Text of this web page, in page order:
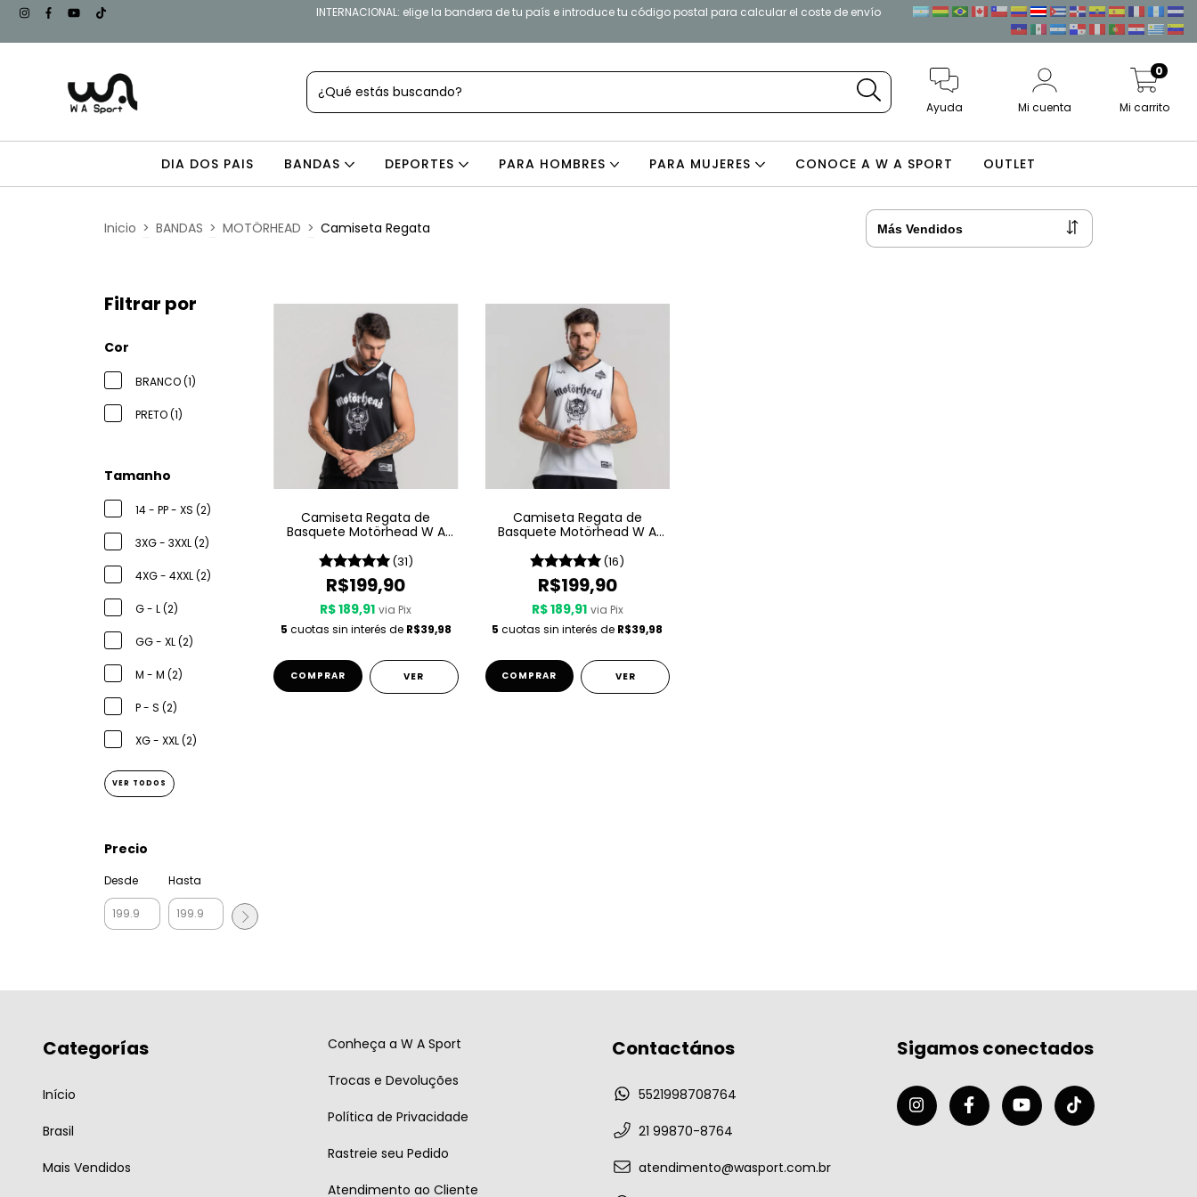
INTERNACIONAL: elige la bandera de tu país e introduce tu código postal para calcular el coste de envío
Ayuda Mi cuenta Mi carrito
0
DIA DOS PAIS BANDAS DEPORTES PARA HOMBRES PARA MUJERES CONOCE A W A SPORT OUTLET
Inicio > BANDAS > MOTÖRHEAD > Camiseta Regata
Filtrar por
Cor
BRANCO (1)
PRETO (1)
Tamanho
14 - PP - XS (2)
3XG - 3XXL (2)
4XG - 4XXL (2)
G - L (2)
GG - XL (2)
M - M (2)
P - S (2)
XG - XXL (2)
VER TODOS
Precio
Desde Hasta
Camiseta Regata de
Basquete Motörhead W A
(31)
R$199,90
R$ 189,91 via Pix
5 cuotas sin interés de R$39,98
COMPRAR VER
Camiseta Regata de
Basquete Motörhead W A
(16)
R$199,90
R$ 189,91 via Pix
5 cuotas sin interés de R$39,98
COMPRAR VER
Categorías
Início
Brasil
Mais Vendidos
Conheça a W A Sport
Trocas e Devoluções
Política de Privacidade
Rastreie seu Pedido
Atendimento ao Cliente
Contactános
5521998708764
21 99870-8764
atendimento@wasport.com.br
Sigamos conectados